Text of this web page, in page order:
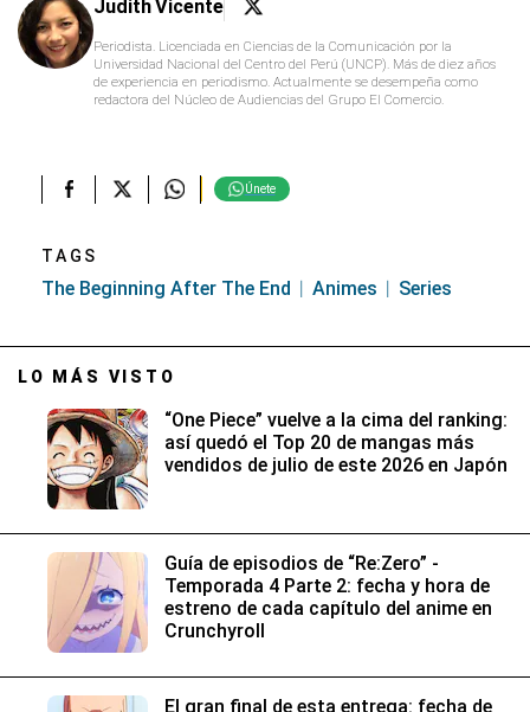
Judith Vicente
Periodista. Licenciada en Ciencias de la Comunicación por la
Universidad Nacional del Centro del Perú (UNCP). Más de diez años
de experiencia en periodismo. Actualmente se desempeña como
redactora del Núcleo de Audiencias del Grupo El Comercio.
Únete
TAGS
The Beginning After The End Animes Series
LO MÁS VISTO
“One Piece” vuelve a la cima del ranking:
así quedó el Top 20 de mangas más
vendidos de julio de este 2026 en Japón
Guía de episodios de “Re:Zero” -
Temporada 4 Parte 2: fecha y hora de
estreno de cada capítulo del anime en
Crunchyroll
El gran final de esta entrega: fecha de